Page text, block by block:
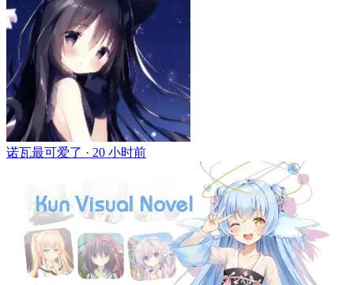
诺瓦最可爱了 · 20 小时前